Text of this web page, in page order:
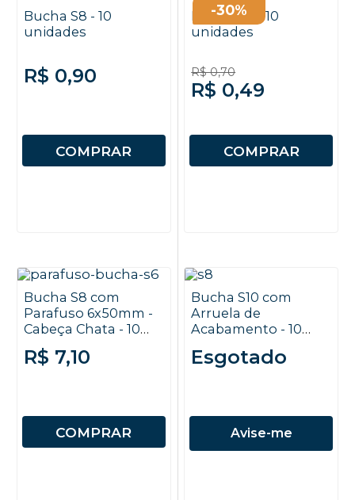
Bucha S8 - 10
unidades
R$ 0,90
COMPRAR
Bucha S8 - 10
unidades
R$ 0,70
R$ 0,49
COMPRAR
-30%
Bucha S8 com
Parafuso 6x50mm -
Cabeça Chata - 10
unidades
R$ 7,10
COMPRAR
Bucha S10 com
Arruela de
Acabamento - 10
Esgotado
Avise-me